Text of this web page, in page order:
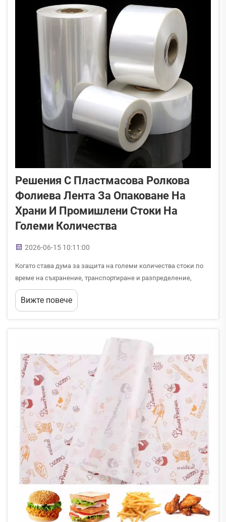
Решения С Пластмасова Ролкова
Фолиева Лента За Опаковане На
Храни И Промишлени Стоки На
Големи Количества
2026-06-15 10:11:00
Когато става дума за защита на големи количества стоки по
време на съхранение, транспортиране и разпределение,
пластмасовата ролкова фолиева лента се е утвърдила като
един от най-многофункционалните и икономически
Вижте повече